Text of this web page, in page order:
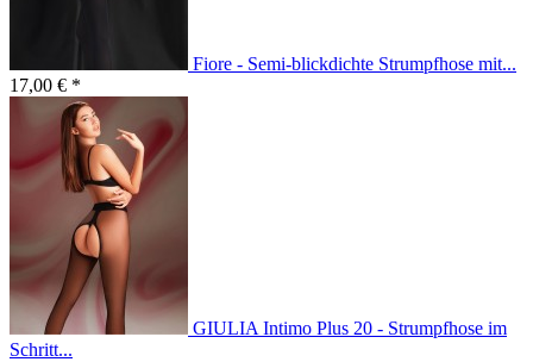
Fiore - Semi-blickdichte Strumpfhose mit...
17,00 € *
GIULIA Intimo Plus 20 - Strumpfhose im
Schritt...